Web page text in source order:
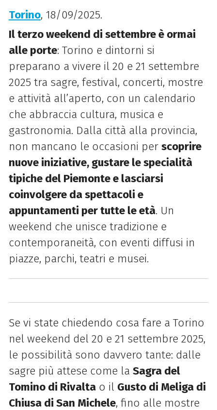
Torino, 18/09/2025.
Il terzo weekend di settembre è ormai
alle porte: Torino e dintorni si
preparano a vivere il 20 e 21 settembre
2025 tra sagre, festival, concerti, mostre
e attività all’aperto, con un calendario
che abbraccia cultura, musica e
gastronomia. Dalla città alla provincia,
non mancano le occasioni per scoprire
nuove iniziative, gustare le specialità
tipiche del Piemonte e lasciarsi
coinvolgere da spettacoli e
appuntamenti per tutte le età. Un
weekend che unisce tradizione e
contemporaneità, con eventi diffusi in
piazze, parchi, teatri e musei.
Se vi state chiedendo cosa fare a Torino
nel weekend del 20 e 21 settembre 2025,
le possibilità sono davvero tante: dalle
sagre più attese come la Sagra del
Tomino di Rivaltao il Gusto di Meliga di
Chiusa di San Michele, fino alle mostre